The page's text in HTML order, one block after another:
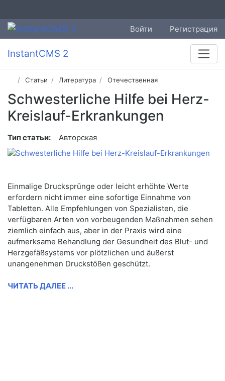
Войти Регистрация
InstantCMS 2
Статьи Литература Отечественная
Schwesterliche Hilfe bei Herz-
Kreislauf-Erkrankungen
Тип статьи: Авторская
Einmalige Drucksprünge oder leicht erhöhte Werte
erfordern nicht immer eine sofortige Einnahme von
Tabletten. Alle Empfehlungen von Spezialisten, die
verfügbaren Arten von vorbeugenden Maßnahmen sehen
ziemlich einfach aus, aber in der Praxis wird eine
aufmerksame Behandlung der Gesundheit des Blut- und
Herzgefäßsystems vor plötzlichen und äußerst
unangenehmen Druckstößen geschützt.
ЧИТАТЬ ДАЛЕЕ ...